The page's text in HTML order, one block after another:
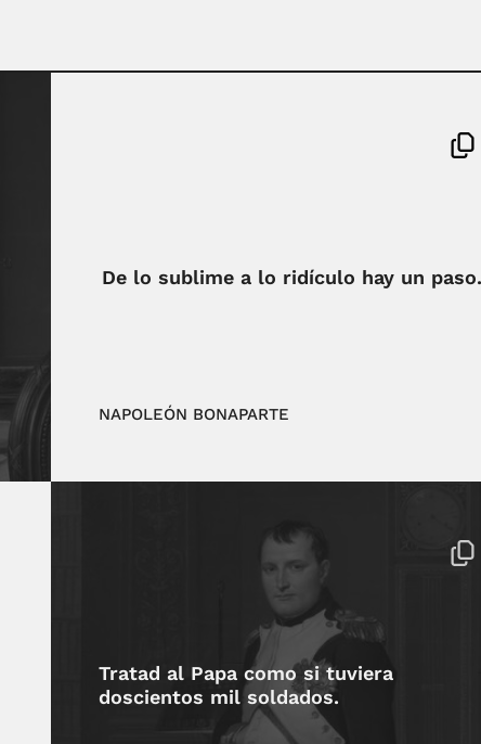
De lo sublime a lo ridículo hay un paso.
NAPOLEÓN BONAPARTE
Tratad al Papa como si tuviera
doscientos mil soldados.